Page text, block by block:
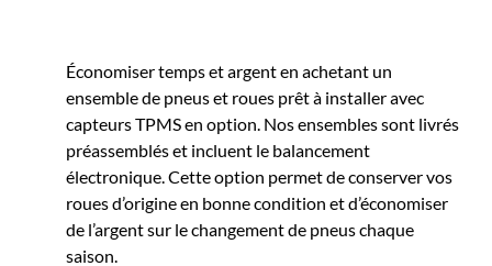
Économiser temps et argent en achetant un
ensemble de pneus et roues prêt à installer avec
capteurs TPMS en option. Nos ensembles sont livrés
préassemblés et incluent le balancement
électronique. Cette option permet de conserver vos
roues d’origine en bonne condition et d’économiser
de l’argent sur le changement de pneus chaque
saison.